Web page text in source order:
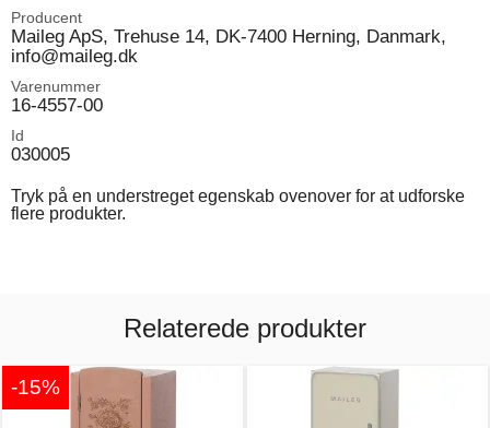
Producent
Maileg ApS, Trehuse 14, DK-7400 Herning, Danmark,
info@maileg.dk
Varenummer
16-4557-00
Id
030005
Tryk på en understreget egenskab ovenover for at udforske
flere produkter.
Relaterede produkter
-15%